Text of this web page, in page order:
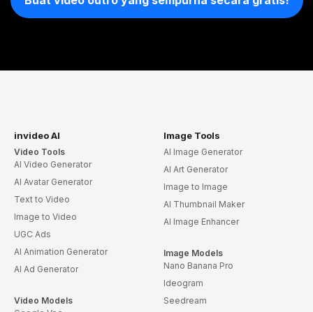
invideo AI
Video Tools
AI Video Generator
AI Avatar Generator
Text to Video
Image to Video
UGC Ads
AI Animation Generator
AI Ad Generator
Video Models
Image Tools
AI Image Generator
AI Art Generator
Image to Image
AI Thumbnail Maker
AI Image Enhancer
Image Models
Nano Banana Pro
Ideogram
Seedream